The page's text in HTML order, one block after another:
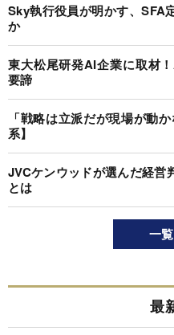
Sky執行役員が明かす、SFA
か
東大松尾研発AI企業に取材
要諦
「戦略は立派だが現場が動
系】
JVCケンウッドが選んだ経営
とは
一
最